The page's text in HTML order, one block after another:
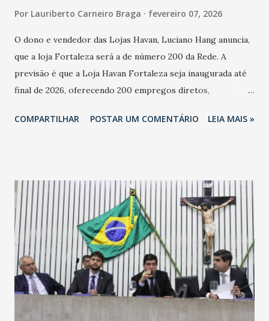
Por Lauriberto Carneiro Braga fevereiro 07, 2026
O dono e vendedor das Lojas Havan, Luciano Hang anuncia,
que a loja Fortaleza será a de número 200 da Rede. A
previsão é que a Loja Havan Fortaleza seja inaugurada até
final de 2026, oferecendo 200 empregos diretos,
Havan Fortaleza ainda não foi anunciada oficialmente, mas
COMPARTILHAR POSTAR UM COMENTÁRIO LEIA MAIS »